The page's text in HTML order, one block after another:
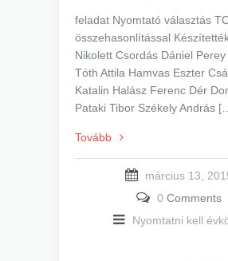
feladat Nyomtató választás
összehasonlítással
Nikolett Csordás Dániel Perey
Tóth Attila Hamvas Eszter
Katalin Halász Ferenc Dér
Pataki Tibor Székely András
Tovább
március 13,
0 Comments
Nyomtatni kell